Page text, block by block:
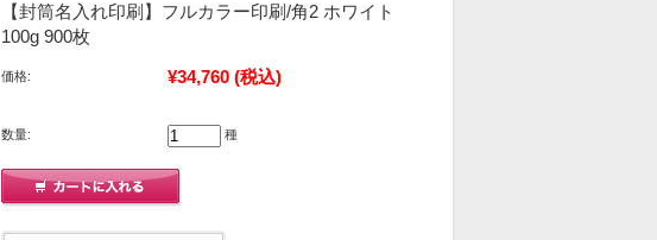
【封筒名入れ印刷】フルカラー印刷/角2 ホワイト
100g 900枚
価格: ¥34,760 (税込)
数量: 種